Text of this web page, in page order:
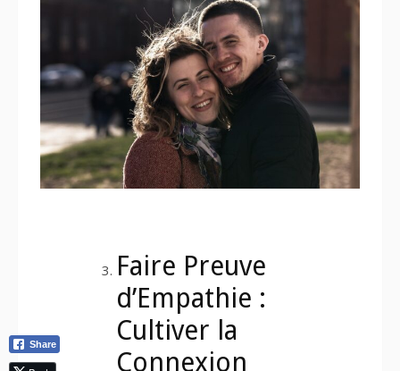
Faire Preuve
d’Empathie :
Cultiver la
Connexion
Share